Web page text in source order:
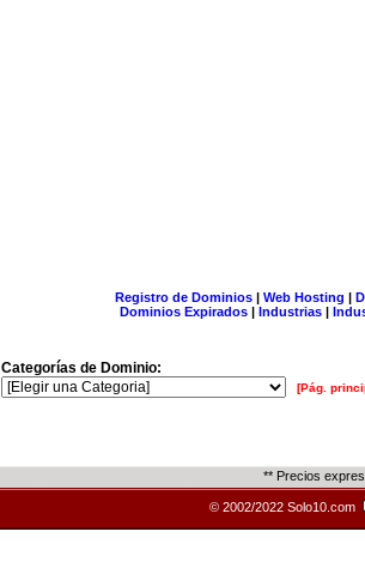
Registro de Dominios| Web Hosting |
Dominios Expirados | Industrias |
Categorías de Dominio:
[Pág.
** Precios
© 2002/2022 Solo10.com